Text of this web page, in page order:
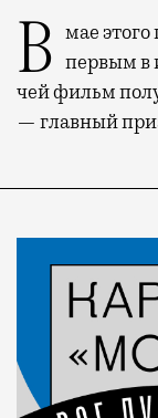
В мае этого года Хирокадзу Корээда стал первым в
чей фильм
— главный